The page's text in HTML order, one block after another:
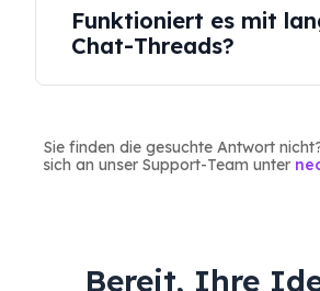
Zweige neu organisieren und
Notizen hinzufügen, um die
Funktioniert es mit
Chat-Threads?
verarbeiten und sie in eine
strukturierte visuelle Übersicht
Sie finden die gesuchte Antwort
sich an unser Support-Team unter
Bereit, Ihre